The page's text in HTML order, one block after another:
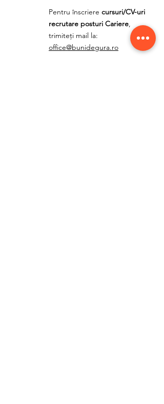
Pentru înscriere cursuri/CV-uri
recrutare posturi Cariere,
trimiteți mail la:
office@bunidegura.ro